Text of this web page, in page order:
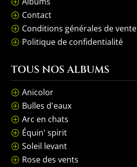
P
P Contact
P Conditions générales de vente
P Politique de confidentialité
TOUS NOS ALBUMS
P Anicolor
P Bulles d'eaux
P Arc en chats
P Équin' spirit
P Soleil levant
P Rose des vents